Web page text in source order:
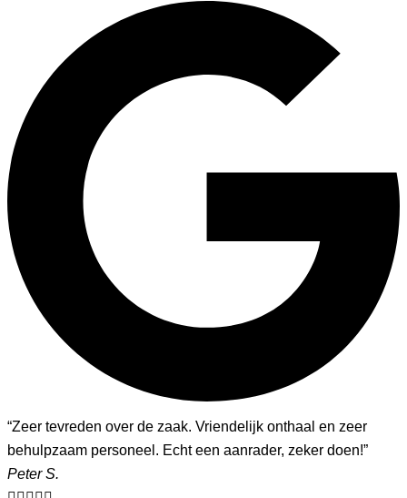
“Zeer tevreden over de zaak. Vriendelijk onthaal en zeer
behulpzaam personeel. Echt een aanrader, zeker doen!”​
Peter S.